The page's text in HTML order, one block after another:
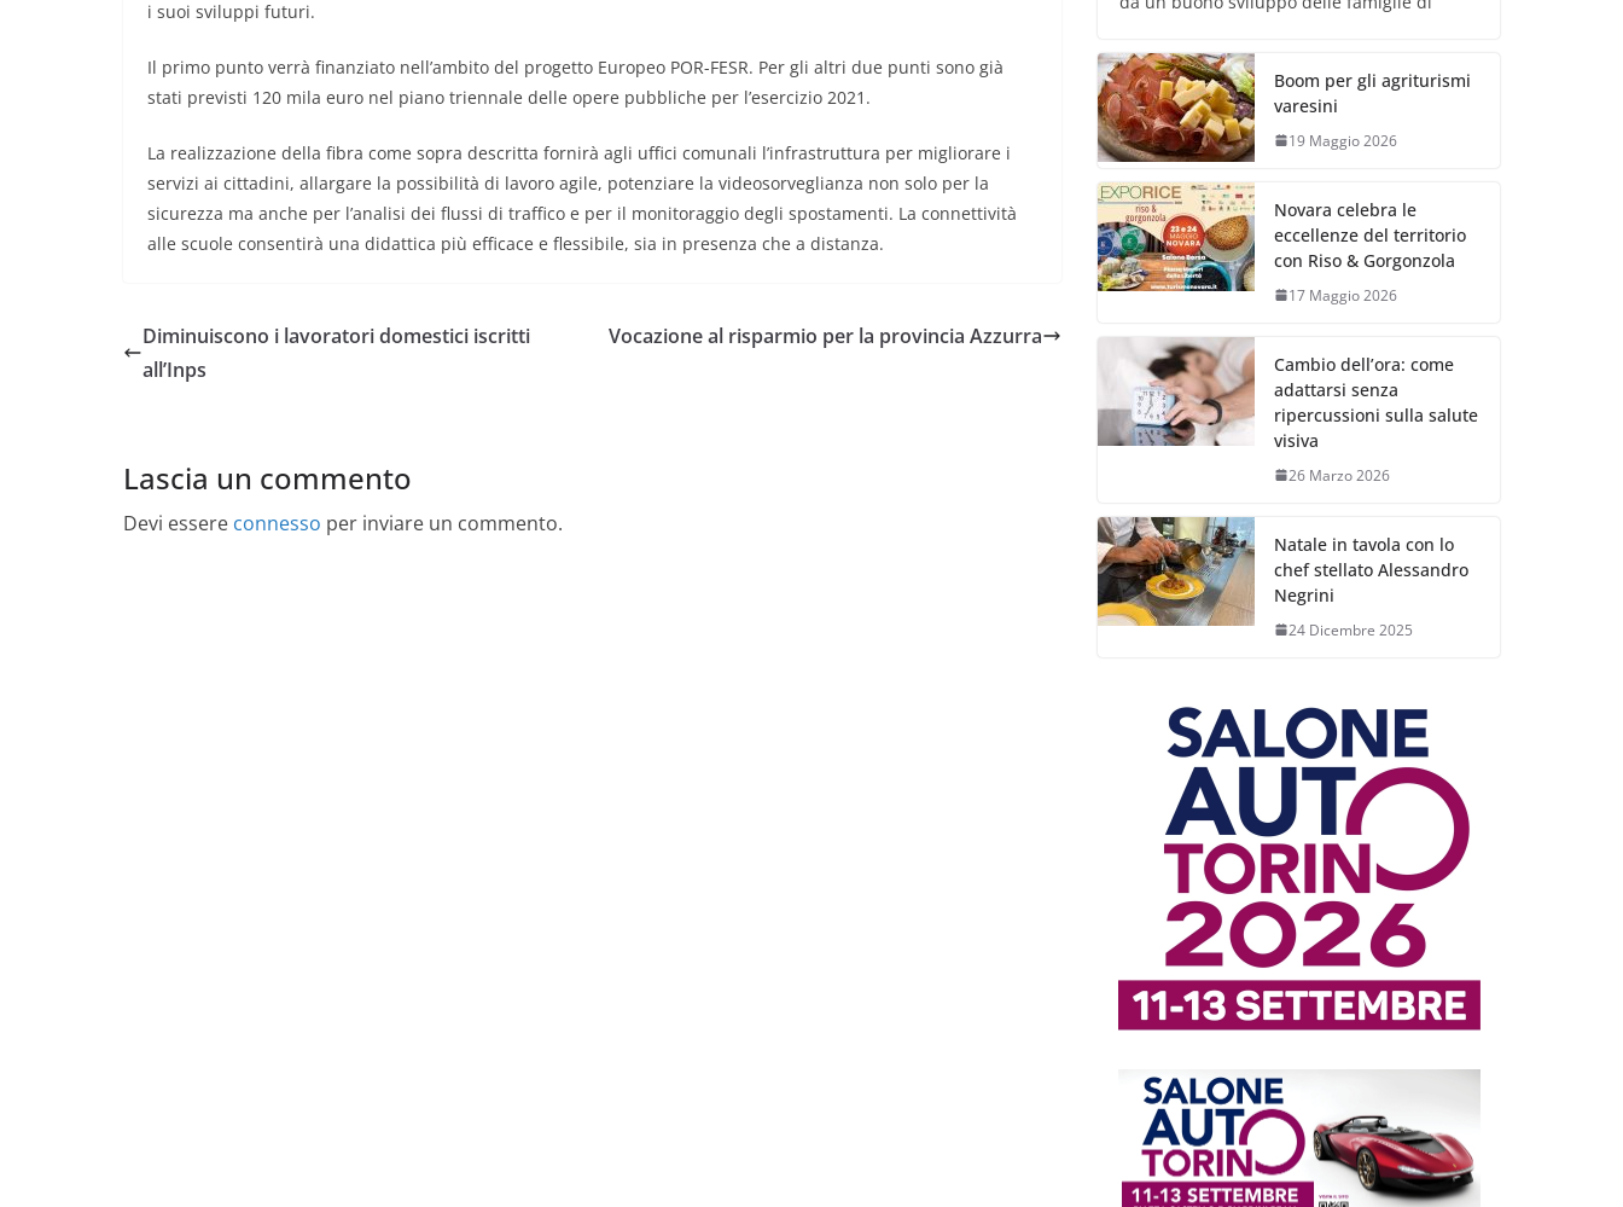
i suoi sviluppi futuri.
Il primo punto verrà finanziato nell’ambito del progetto Europeo POR-FESR. Per gli altri due punti sono già
stati previsti 120 mila euro nel piano triennale delle opere pubbliche per l’esercizio 2021.
La realizzazione della fibra come sopra descritta fornirà agli uffici comunali l’infrastruttura per migliorare i
servizi ai cittadini, allargare la possibilità di lavoro agile, potenziare la videosorveglianza non solo per la
sicurezza ma anche per l’analisi dei flussi di traffico e per il monitoraggio degli spostamenti. La connettività
alle scuole consentirà una didattica più efficace e flessibile, sia in presenza che a distanza.
Diminuiscono i lavoratori domestici iscritti
all’Inps
Vocazione al risparmio per la provincia Azzurra
Lascia un commento
Devi essere connesso per inviare un commento.
Boom per gli agriturismi
varesini
19 Maggio 2026
Novara celebra le
eccellenze del territorio
con Riso & Gorgonzola
17 Maggio 2026
Cambio dell’ora: come
adattarsi senza
ripercussioni sulla salute
visiva
26 Marzo 2026
Natale in tavola con lo
chef stellato Alessandro
Negrini
24 Dicembre 2025